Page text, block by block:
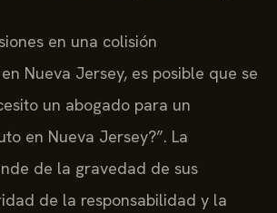
en una colisión
Nueva Jersey, es posible que se
un abogado para un
en Nueva Jersey?”. La
de la gravedad de sus
de la responsabilidad y la